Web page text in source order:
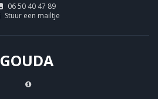
06 50 40 47 89
Stuur een mailtje
GOUDA